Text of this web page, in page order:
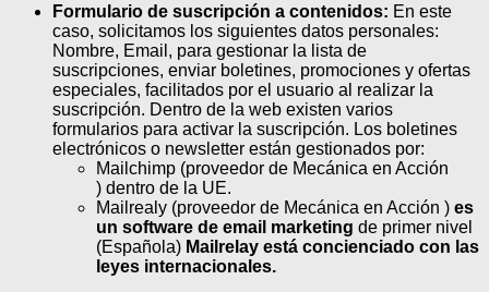
Formulario de suscripción a contenidos: En este
caso, solicitamos los siguientes datos personales:
Nombre, Email, para gestionar la lista de
suscripciones, enviar boletines, promociones y ofertas
especiales, facilitados por el usuario al realizar la
suscripción. Dentro de la web existen varios
formularios para activar la suscripción. Los boletines
electrónicos o newsletter están gestionados por:
Mailchimp (proveedor de Mecánica en Acción
) dentro de la UE.
Mailrealy (proveedor de Mecánica en Acción ) es
un software de email marketing de primer nivel
(Española) Mailrelay está concienciado con las
leyes internacionales.